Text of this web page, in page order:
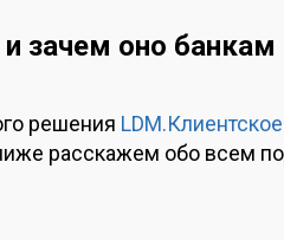
зачем оно банкам
решения
расскажем обо всем